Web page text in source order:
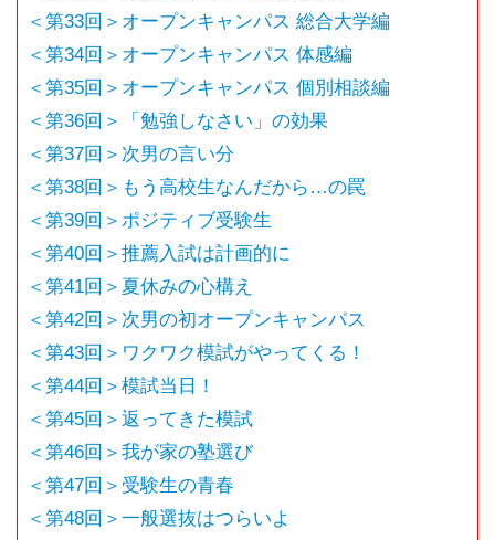
＜第33回＞オープンキャンパス 総合大学編
＜第34回＞オープンキャンパス 体感編
＜第35回＞オープンキャンパス 個別相談編
＜第36回＞「勉強しなさい」の効果
＜第37回＞次男の言い分
＜第38回＞もう高校生なんだから…の罠
＜第39回＞ポジティブ受験生
＜第40回＞推薦入試は計画的に
＜第41回＞夏休みの心構え
＜第42回＞次男の初オープンキャンパス
＜第43回＞ワクワク模試がやってくる！
＜第44回＞模試当日！
＜第45回＞返ってきた模試
＜第46回＞我が家の塾選び
＜第47回＞受験生の青春
＜第48回＞一般選抜はつらいよ